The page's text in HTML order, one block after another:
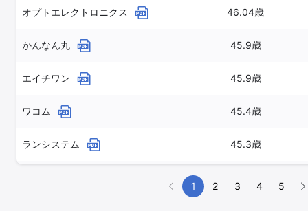
オプトエレクトロニクス 46.04歳
かんなん丸 45.9歳
エイチワン 45.9歳
ワコム 45.4歳
ランシステム 45.3歳
ユー・エム・シー・エレクトロニクス
45.2歳
1 2 3 4 5